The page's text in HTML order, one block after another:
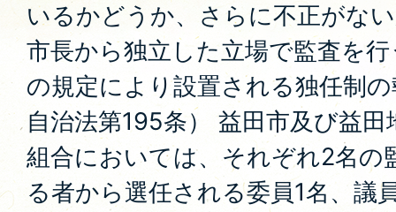
いるかどうか、さらに不正がな
市長から独立した立場で監査を
の規定により設置される独任制
自治法第195条） 益田市及び益
組合においては、それぞれ2名の
る者から選任される委員1名、議